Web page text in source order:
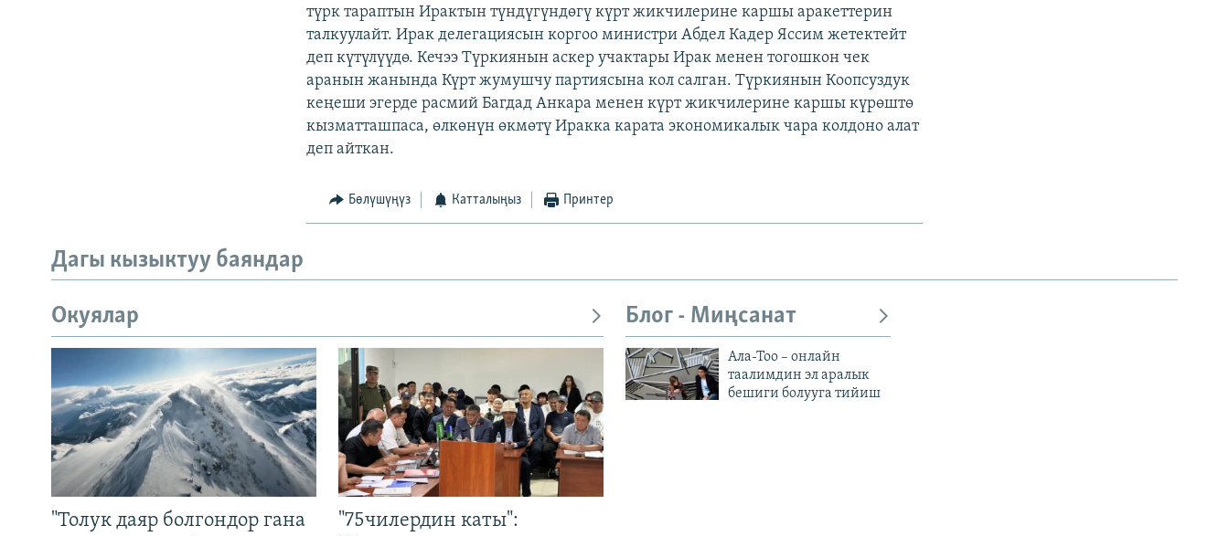
түрк тараптын Ирактын түндүгүндөгү күрт жикчилерине каршы аракеттерин
талкуулайт. Ирак делегациясын коргоо министри Абдел Кадер Яссим жетектейт
деп күтүлүүдө. Кечээ Түркиянын аскер учактары Ирак менен тогошкон чек
аранын жанында Күрт жумушчу партиясына кол салган. Түркиянын Коопсуздук
кеңеши эгерде расмий Багдад Анкара менен күрт жикчилерине каршы күрөштө
кызматташпаса, өлкөнүн өкмөтү Иракка карата экономикалык чара колдоно алат
деп айткан.
Бөлүшүңүз Катталыңыз Принтер
Дагы кызыктуу баяндар
Окуялар
"Толук даяр болгондор гана
"75чилердин каты":
Блог - Миңсанат
Ала-Тоо – онлайн
таалимдин эл аралык
бешиги болууга тийиш